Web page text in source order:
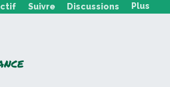
Suivre Discussions Plus